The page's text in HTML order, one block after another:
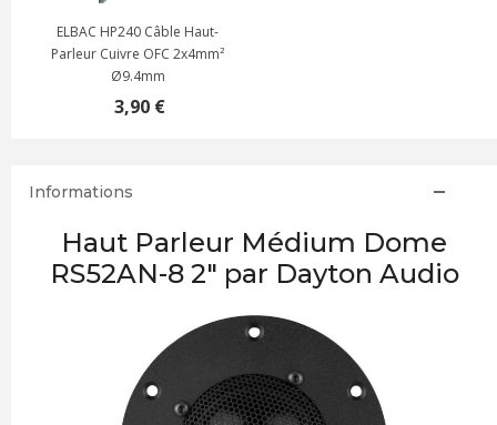
ELBAC HP240 Câble Haut-
Parleur Cuivre OFC 2x4mm²
Ø9.4mm
3,90 €
Informations
Haut Parleur Médium Dome
RS52AN-8 2" par Dayton Audio